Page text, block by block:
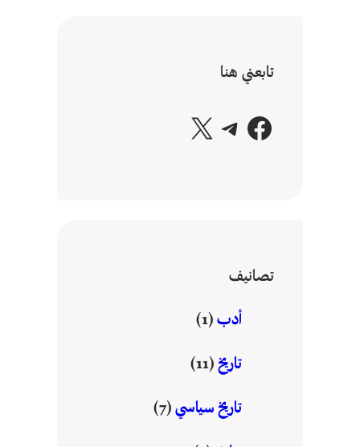
تابعني هنا
فيسبوك تيليجرام إكس
تصانيف
أدب(1)
تاريخ(11)
تاريخ سياسي(7)